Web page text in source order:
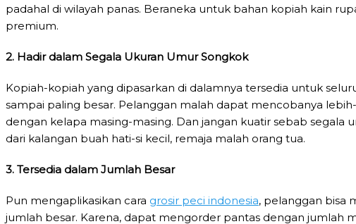
padahal di wilayah panas. Beraneka untuk bahan kopiah kain
premium.
2. Hadir dalam Segala Ukuran Umur Songkok
Kopiah-kopiah yang dipasarkan di dalamnya tersedia untuk
sampai paling besar. Pelanggan malah dapat mencobanya
dengan kelapa masing-masing. Dan jangan kuatir sebab segala
dari kalangan buah hati-si kecil, remaja malah orang tua.
3. Tersedia dalam Jumlah Besar
Pun mengaplikasikan cara grosir peci indonesia, pelanggan bisa
jumlah besar. Karena, dapat mengorder pantas dengan jumlah